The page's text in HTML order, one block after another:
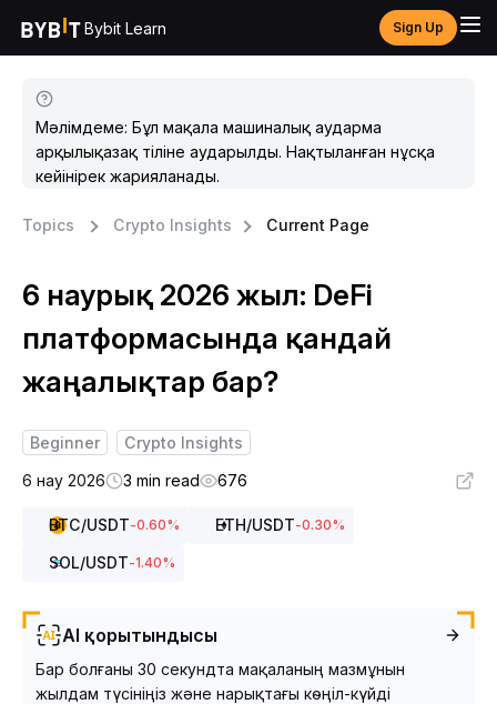
Bybit Learn Sign Up
Мәлімдеме: Бұл мақала машиналық аударма
арқылықазақ тіліне аударылды. Нақтыланған нұсқа
кейінірек жарияланады.
Topics Crypto Insights Current Page
6 наурық 2026 жыл: DeFi
платформасында қандай
жаңалықтар бар?
Beginner
Crypto Insights
6 нау 2026
3 min read 676
BTC/USDT-0.60% ETH/USDT-0.30%
SOL/USDT-1.40%
AI қорытындысы
Бар болғаны 30 секундта мақаланың мазмұнын
жылдам түсініңіз және нарықтағы көңіл-күйді